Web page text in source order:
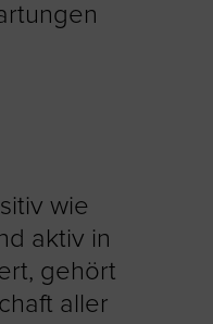
wie
aktiv in
gehört
aller